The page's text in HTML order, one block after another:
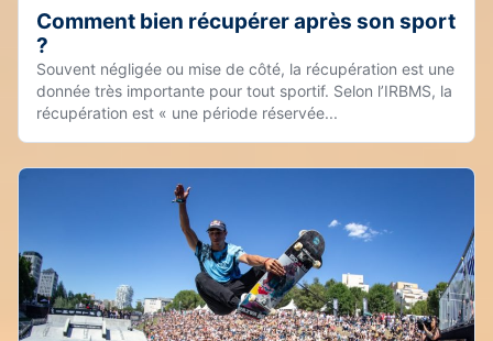
Comment bien récupérer après son sport
?
Souvent négligée ou mise de côté, la récupération est une
donnée très importante pour tout sportif. Selon l’IRBMS, la
récupération est « une période réservée...